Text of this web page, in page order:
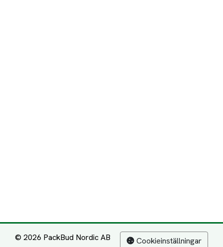
© 2026 PackBud Nordic AB Cookieinställningar